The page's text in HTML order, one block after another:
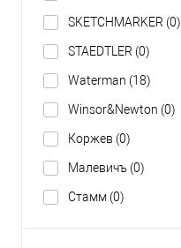
SKETCHMARKER (0)
STAEDTLER (0)
Waterman (18)
Winsor&Newton (0)
Коржев (0)
Малевичъ (0)
Стамм (0)